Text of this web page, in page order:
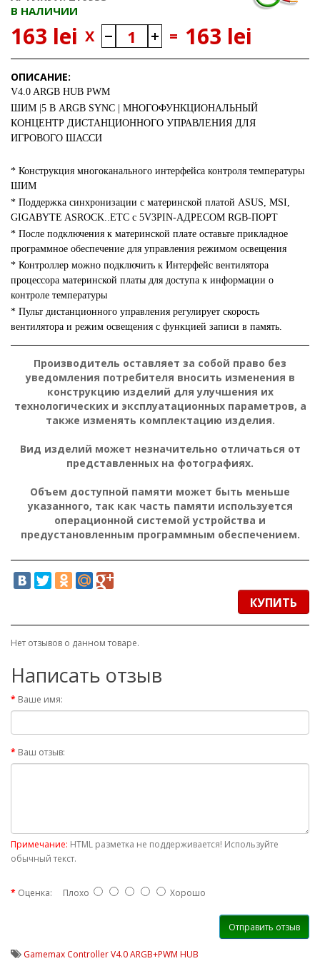
В НАЛИЧИИ
163 lei X = 163 lei
ОПИСАНИЕ:
V4.0 ARGB HUB PWM
ШИМ |5 В ARGB SYNC | МНОГОФУНКЦИОНАЛЬНЫЙ
КОНЦЕНТР ДИСТАНЦИОННОГО УПРАВЛЕНИЯ ДЛЯ
ИГРОВОГО ШАССИ
* Конструкция многоканального интерфейса контроля температуры
ШИМ
* Поддержка синхронизации с материнской платой ASUS, MSI,
GIGABYTE ASROCK..ETC с 5V3PIN-АДРЕСОМ RGB-ПОРТ
* После подключения к материнской плате оставьте прикладное
программное обеспечение для управления режимом освещения
* Контроллер можно подключить к Интерфейс вентилятора
процессора материнской платы для доступа к информации о
контроле температуры
* Пульт дистанционного управления регулирует скорость
вентилятора и режим освещения с функцией записи в память.
Производитель оставляет за собой право без
уведомления потребителя вносить изменения в
конструкцию изделий для улучшения их
технологических и эксплуатационных параметров, а
также изменять комплектацию изделия.
Вид изделий может незначительно отличаться от
представленных на фотографиях.
Объем доступной памяти может быть меньше
указанного, так как часть памяти используется
операционной системой устройства и
предустановленным программным обеспечением.
КУПИТЬ
Нет отзывов о данном товаре.
Написать отзыв
Ваше имя:
Ваш отзыв:
Примечание: HTML разметка не поддерживается! Используйте
обычный текст.
Оценка: Плохо Хорошо
Отправить отзыв
Gamemax Controller V4.0 ARGB+PWM HUB